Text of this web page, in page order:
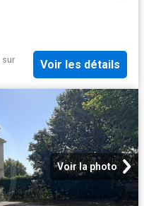
sur
Voir les détails
Voir la photo